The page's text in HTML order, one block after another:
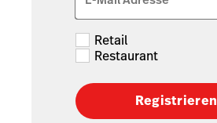
Retail
Restaurant
Registrieren